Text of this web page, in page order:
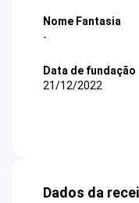
Nome Fantasia
-
Data de fundação
21/12/2022
Dados da